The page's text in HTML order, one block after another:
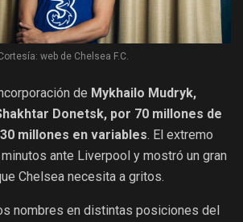
web de Chelsea F.C.
de Mykhailo Mudryk,
Donetsk, por 70 millones de
millones en variables. El extremo
ante Liverpool y mostró un gran
Chelsea necesita a gritos.
nombres en distintas posiciones del